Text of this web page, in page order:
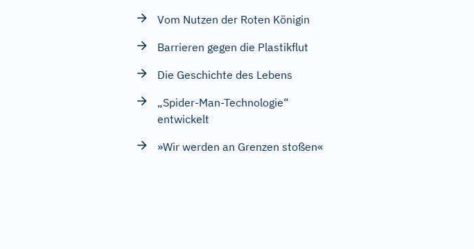
Vom Nutzen der Roten Königin
Barrieren gegen die Plastikflut
Die Geschichte des Lebens
„Spider-Man-Technologie“
entwickelt
»Wir werden an Grenzen stoßen«